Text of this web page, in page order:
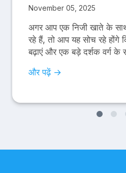
November 05, 2025
अगर आप एक निजी खाते के
रहे हैं, तो आप यह सोच रहे
बढ़ाएं और एक बड़े दर्शक वर्ग
और पढ़ें →